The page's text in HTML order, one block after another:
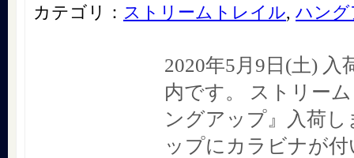
カテゴリ： ストリームトレイル, ハン
2020年5月9日(土) 入
内です。 ストリー
ングアップ』入荷
ップにカラビナが